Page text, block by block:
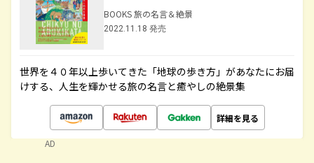
BOOKS 旅の名言＆絶景
2022.11.18 発売
世界を４０年以上歩いてきた「地球の歩き方」があなたにお届
けする、人生を輝かせる旅の名言と癒やしの絶景集
詳細を見る
AD